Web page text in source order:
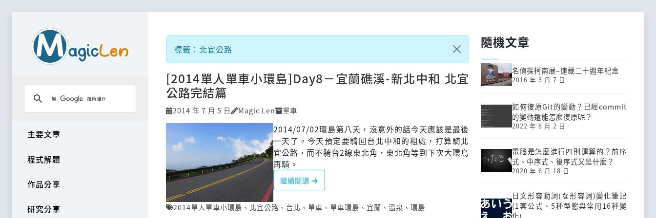
主要文章
程式解題
作品分享
研究分享
標籤：北宜公路
[2014單人單車小環島]Day8－宜蘭礁溪-新北中和 北宜
公路完結篇
2014 年 7 月 5 日 Magic Len 單車
2014/07/02環島第八天，沒意外的話今天應該是最後
一天了。今天預定要騎回台北中和的租處，打算騎北
宜公路，而不騎台2線東北角，東北角等到下次大環島
再騎。
繼續閱讀
2014單人單車小環島 、 北宜公路 、 台北 、 單車 、 單車環島 、 宜蘭 、 溫泉 、 環島
隨機文章
名偵探柯南展–連載二十週年紀念
2016 年 3 月 7 日
如何復原Git的變動？已經commit
的變動還能怎麼復原呢？
2022 年 8 月 2 日
電腦是怎麼進行四則運算的？前序
式、中序式、後序式又是什麼？
2020 年 6 月 18 日
日文形容動詞(な形容詞)變化筆記
(1套公式、5種型態與常用16種變
化)